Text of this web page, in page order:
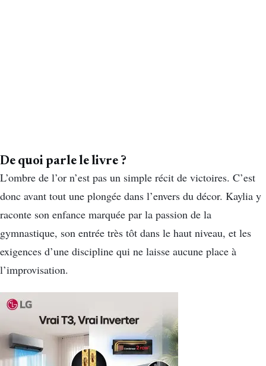
De quoi parle le livre ?
L’ombre de l’or n’est pas un simple récit de victoires. C’est
donc avant tout une plongée dans l’envers du décor. Kaylia y
raconte son enfance marquée par la passion de la
gymnastique, son entrée très tôt dans le haut niveau, et les
exigences d’une discipline qui ne laisse aucune place à
l’improvisation.